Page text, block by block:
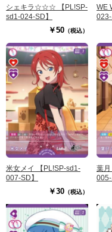
シェキラ☆☆☆ 【PL!SP-
sd1-024-SD】
￥50 （税込）
WE
米女メイ 【PL!SP-sd1-
007-SD】
￥30 （税込）
葉